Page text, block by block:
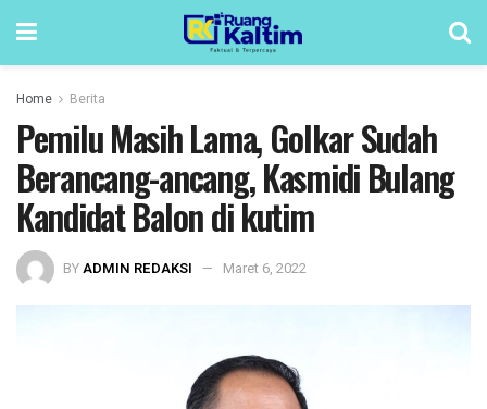
Home Berita
Pemilu Masih Lama, Golkar Sudah
Berancang-ancang, Kasmidi Bulang
Kandidat Balon di kutim
BYADMIN REDAKSI Maret 6, 2022